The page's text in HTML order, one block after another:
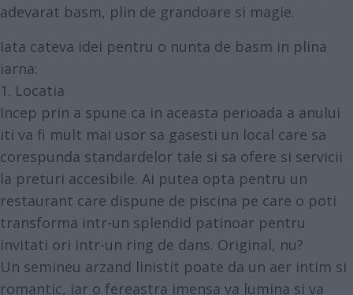
adevarat basm, plin de grandoare si magie.
Iata cateva idei pentru o nunta de basm in plina
iarna:
1. Locatia
Incep prin a spune ca in aceasta perioada a anului
iti va fi mult mai usor sa gasesti un local care sa
corespunda standardelor tale si sa ofere si servicii
la preturi accesibile. Ai putea opta pentru un
restaurant care dispune de piscina pe care o poti
transforma intr-un splendid patinoar pentru
invitati ori intr-un ring de dans. Original, nu?
Un semineu arzand linistit poate da un aer intim si
romantic, iar o fereastra imensa va lumina si va